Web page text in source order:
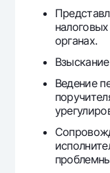
органах.
Ведение